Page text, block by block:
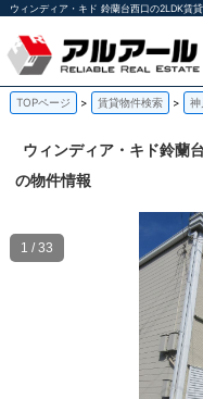
ウィンディア・キド 鈴蘭台西口の2LDK賃
TOPページ 賃貸物件検索 神
ウィンディア・キド鈴蘭
の物件情報
1 / 33